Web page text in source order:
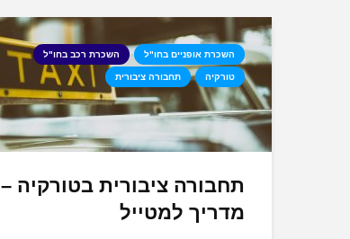
השכרת אופניים בחו"ל השכרת רכב בחו"ל
טורקיה תחבורה ציבורית
תחבורה ציבורית בטורקיה –
מדריך למטייל